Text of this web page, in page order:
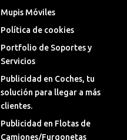
Mupis Móviles
Política de cookies
Portfolio de Soportes y
Servicios
Publicidad en Coches, tu
solución para llegar a más
clientes.
Publicidad en Flotas de
Camiones/Furgonetas